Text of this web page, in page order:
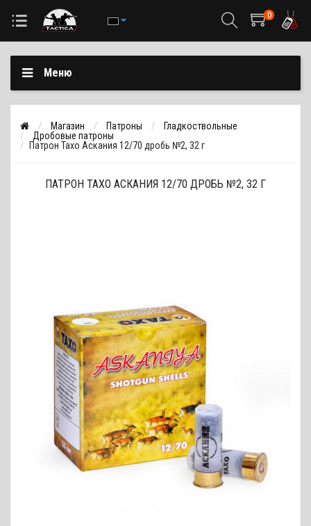
0
Меню
Магазин Патроны
Гладкоствольные
Дробовые патроны
Патрон Тахо Аскания 12/70 дробь №2, 32 г
ПАТРОН ТАХО АСКАНИЯ 12/70 ДРОБЬ №2, 32 Г